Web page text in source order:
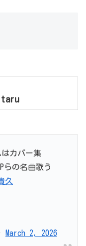
はカバー集
らの名曲歌う
久
March 2, 2026